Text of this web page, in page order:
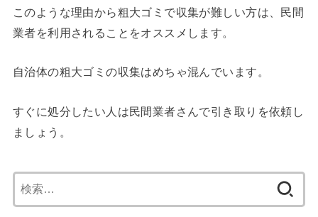
このような理由から粗大ゴミで収集が難しい方は、民間
業者を利用されることをオススメします。
自治体の粗大ゴミの収集はめちゃ混んでいます。
すぐに処分したい人は民間業者さんで引き取りを依頼し
ましょう。
索: